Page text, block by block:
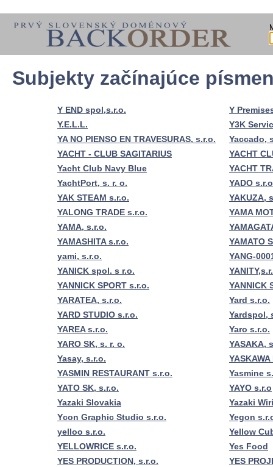
Subjekty začínajúce
Y END spol,s.r.o.
Y
Y.E.L.L.
Y3K
YA NO PIENSO EN TRAVESURAS, s.r.o.
Yaccado,
YACHT - CLUB SAGITARIUS
YACHT
Yacht Club Navy Blue
YACHT
YachtPort, s. r. o.
YADO
YAK STEAM s.r.o.
YAKUZA,
YALONG TRADE s.r.o.
YAMA
YAMA, s.r.o.
YAMASHITA s.r.o.
YAMATO
yami, s.r.o.
YANG-
YANICK spol. s r.o.
YANNICK SPORT s.r.o.
YANNICK
YARATEA, s.r.o.
Yard s.r.o.
YARD STUDIO s.r.o.
Yardspol,
YAREA s.r.o.
Yaro s.r.o.
YARO SK, s. r. o.
YASAKA,
Yasay, s.r.o.
YASMIN RESTAURANT s.r.o.
Yasmine
YATO SK, s.r.o.
YAYO s.r.o
Yazaki Slovakia
Yazaki
Ycon Graphic Studio s.r.o.
Yegon
yelloo s.r.o.
Yellow
YELLOWRICE s.r.o.
Yes Food
YES PRODUCTION, s.r.o.
YES